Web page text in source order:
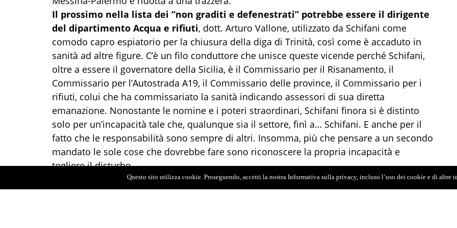
Il prossimo nella lista dei “non graditi e defenestrati” potrebbe essere il dirigente
del dipartimento Acqua e rifiuti, dott. Arturo Vallone, utilizzato da Schifani come
comodo capro espiatorio per la chiusura della diga di Trinità, così come è accaduto in
sanità ad altre figure. C’è un filo conduttore che unisce queste vicende perché Schifani,
oltre a essere il governatore della Sicilia, è il Commissario per il Risanamento, il
Commissario per l’Autostrada A19, il Commissario delle province, il Commissario per i
rifiuti, colui che ha commissariato la sanità indicando assessori di sua diretta
emanazione. Nonostante le nomine e i poteri straordinari, Schifani finora si è distinto
solo per un’incapacità tale che, qualunque sia il settore, finì a… Schifani. E anche per il
fatto che le responsabilità sono sempre di altri. Insomma, più che pensare a un secondo
mandato le sole cose che dovrebbe fare sono riconoscere la propria incapacità e
togliere il disturbo.
Questo sito utilizza cookie. Proseguendo, accetti la nostra Informativa sulla privacy, incluso l’uso dei cookie e di altre